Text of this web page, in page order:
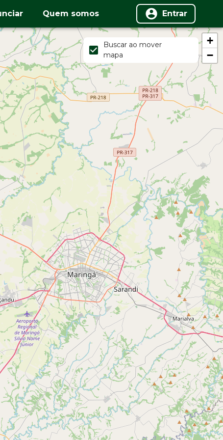
Quem somos Entrar
+
−
Buscar ao mover
mapa